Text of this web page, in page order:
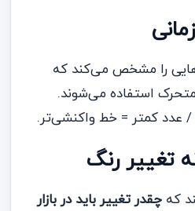
را مشخص می‌کند که
استفاده می‌شوند.
/ عدد کمتر = خط واکنشی‌تر.
کهچقدر تغییر باید در بازار